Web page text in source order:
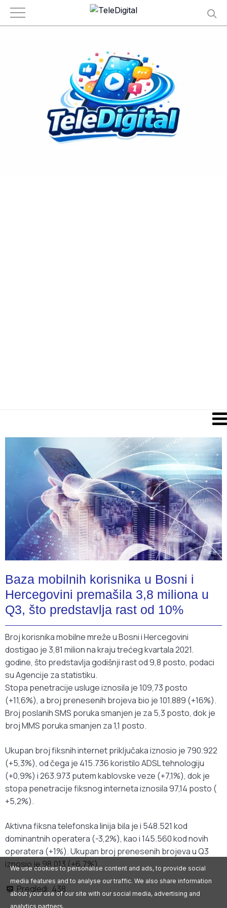
Baza mobilnih korisnika u Bosni i
Hercegovini premašila 3,8 miliona u
Q3, što predstavlja rast od 10%
Broj korisnika mobilne mreže u Bosni i Hercegovini
dostigao je 3,81 milion na kraju trećeg kvartala 2021.
godine, što predstavlja godišnji rast od 9,8 posto, podaci
su Agencije za statistiku.
Stopa penetracije usluge iznosila je 109,73 posto
(+11,6%), a broj prenesenih brojeva bio je 101.889 (+16%).
Broj poslanih SMS poruka smanjen je za 5,3 posto, dok je
broj MMS poruka smanjen za 1,1 posto.
Ukupan broj fiksnih internet priključaka iznosio je 790.922
(+5,3%), od čega je 415.736 koristilo ADSL tehnologiju
(+0,9%) i 263.973 putem kablovske veze (+7,1%), dok je
stopa penetracije fiksnog interneta iznosila 97,14 posto (
+5,2%).
Aktivna fiksna telefonska linija bila je i 548.521 kod
dominantnih operatera (-3,2%), kao i 145.560 kod novih
operatera (+1%). Ukupan broj prenesenih brojeva u Q3
iznosio je 98.013 (+6,7%).
Pregledi: 438
We use cookies to personalise content and ads, to provide social
media features and to analyse our traffic. We also share information
about your use of our site with our social media, advertising and
analytics partners.